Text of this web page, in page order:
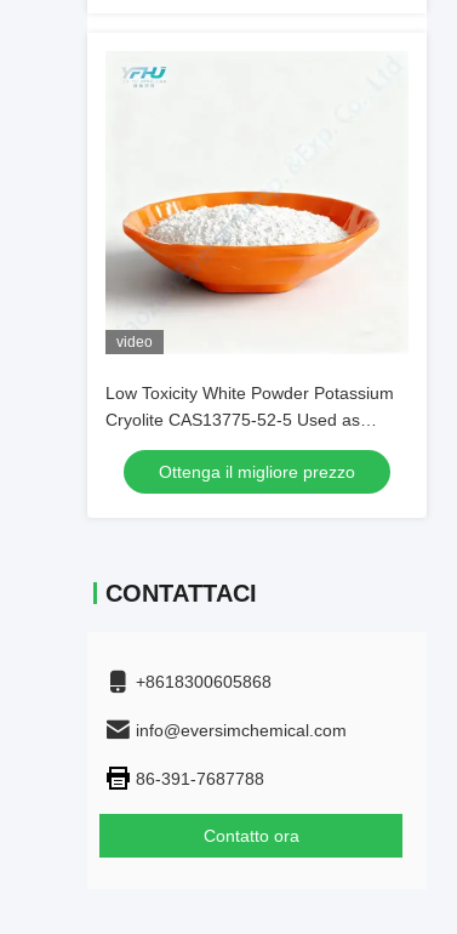
video
Low Toxicity White Powder Potassium
Cryolite CAS13775-52-5 Used as
Brazing Fluxes for Copper
Ottenga il migliore prezzo
CONTATTACI
+8618300605868
info@eversimchemical.com
86-391-7687788
Contatto ora